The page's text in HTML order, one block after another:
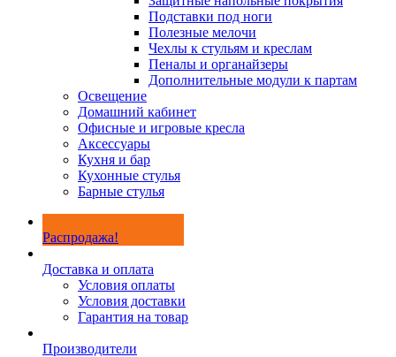
Подставки под ноги
Полезные мелочи
Чехлы к стульям и креслам
Пеналы и органайзеры
Дополнительные модули к партам
Освещение
Домашний кабинет
Офисные и игровые кресла
Аксессуары
Кухня и бар
Кухонные стулья
Барные стулья
Распродажа!
Доставка и оплата
Условия оплаты
Условия доставки
Гарантия на товар
Производители